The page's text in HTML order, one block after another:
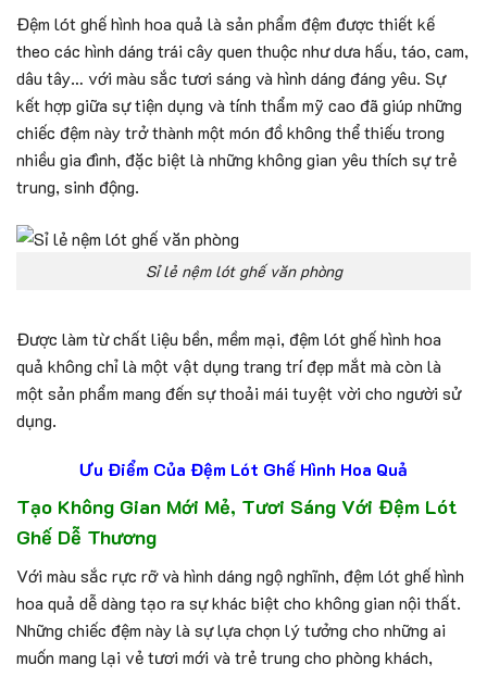
Đệm lót ghế hình hoa quả là sản phẩm đệm được thiết kế
theo các hình dáng trái cây quen thuộc như dưa hấu, táo, cam,
dâu tây… với màu sắc tươi sáng và hình dáng đáng yêu. Sự
kết hợp giữa sự tiện dụng và tính thẩm mỹ cao đã giúp những
chiếc đệm này trở thành một món đồ không thể thiếu trong
nhiều gia đình, đặc biệt là những không gian yêu thích sự trẻ
trung, sinh động.
Sỉ lẻ nệm lót ghế văn phòng
Được làm từ chất liệu bền, mềm mại, đệm lót ghế hình hoa
quả không chỉ là một vật dụng trang trí đẹp mắt mà còn là
một sản phẩm mang đến sự thoải mái tuyệt vời cho người sử
dụng.
Ưu Điểm Của Đệm Lót Ghế Hình Hoa Quả
Tạo Không Gian Mới Mẻ, Tươi Sáng Với Đệm Lót
Ghế Dễ Thương
Với màu sắc rực rỡ và hình dáng ngộ nghĩnh, đệm lót ghế hình
hoa quả dễ dàng tạo ra sự khác biệt cho không gian nội thất.
Những chiếc đệm này là sự lựa chọn lý tưởng cho những ai
muốn mang lại vẻ tươi mới và trẻ trung cho phòng khách,